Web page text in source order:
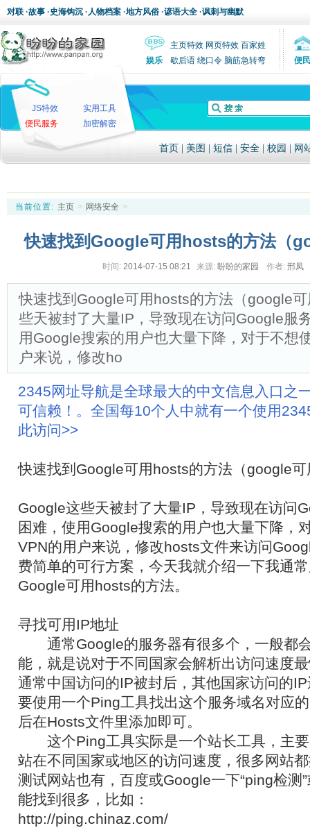
对联 ·故事 ·史海钩沉 ·人物档案 ·地方风俗 ·谚语大全 ·讽刺与幽默
主页特效 网页特效 百家姓
娱乐
歇后语 绕口令 脑筋急转弯 便民
JS特效
实用工具
便民服务
加密解密
首页 美图 短信 安全 校园 网
当前位置: 主页 > 网络安全 >
快速找到Google可用hosts的方法（
时间: 2014-07-15 08:21 来源: 盼盼的家园 作者: 邢凤
快速找到Google可用hosts的方法（google
些天被封了大量IP，导致现在访问Google服
用Google搜索的用户也大量下降，对于不想
户来说，修改ho
2345网址导航是全球最大的中文信息入口之
可信赖！。全国每10个人中就有一个使用
此访问>>
快速找到Google可用hosts的方法（google可
Google这些天被封了大量IP，导致现在访问
困难，使用Google搜索的用户也大量下降，
VPN的用户来说，修改hosts文件来访问
费简单的可行方案，今天我就介绍一下我通
Google可用hosts的方法。
寻找可用IP地址
通常Google的服务器有很多个，一般都
能，就是说对于不同国家会解析出访问速度
通常中国访问的IP被封后，其他国家访问的
要使用一个Ping工具找出这个服务域名对应
后在Hosts文件里添加即可。
这个Ping工具实际是一个站长工具，主要
站在不同国家或地区的访问速度，很多网站
测试网站也有，百度或Google一下“ping检测
能找到很多，比如：
http://ping.chinaz.com/